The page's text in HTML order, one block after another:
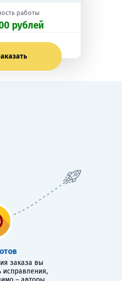
работы
рублей
заказа вы
исправления,